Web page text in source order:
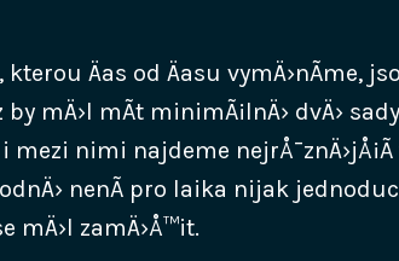
kterou Äas od Äasu vymÄ›nÃ­me,
mÄ›l mÃ­t minimÃ¡lnÄ› dvÄ›
i mezi nimi najdeme
nenÃ­ pro laika nijak
mÄ›l zamÄ›Å™it.